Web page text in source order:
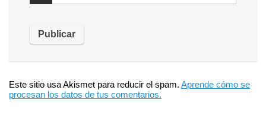
Este sitio usa Akismet para reducir el spam. Aprende cómo se
procesan los datos de tus comentarios.